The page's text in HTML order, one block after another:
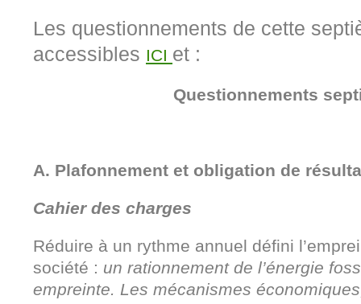
Les questionnements de cette
accessibles ICI et :
Questionnements
A. Plafonnement et obligation de
Cahier des charges
Réduire à un rythme annuel défini
société : un rationnement de l’énergie
empreinte. Les mécanismes